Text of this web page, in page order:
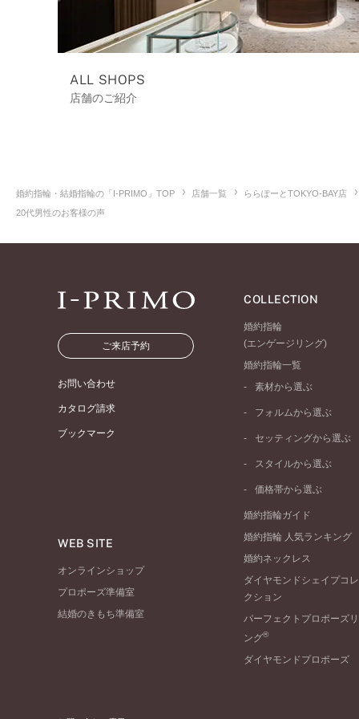
ALL SHOPS
店舗のご紹介
婚約指輪・結婚指輪の「I-PRIMO」TOP 店舗一覧
ららぽーとTOKYO-BAY店
20代男性のお客様の声
ご来店予約
お問い合わせ
カタログ請求
ブックマーク
WEB SITE
オンラインショップ
プロポーズ準備室
結婚のきもち準備室
COLLECTION
婚約指輪
(エンゲージリング)
婚約指輪一覧
素材から選ぶ
プラチナ
ピンクゴールド
ペールブラウンゴール
フォルムから選ぶ
ストレートライン
V字ライン
セッティングから選ぶ
ソリテール
ダブルサイドメレ
ラインメレ
スタイルから選ぶ
シンプル
モード
エレガント
ゴージャス
価格帯から選ぶ
50万円台～
20万円台～
10万円台～
婚約指輪ガイド
婚約指輪 人気ランキング
婚約ネックレス
ダイヤモンドシェイプコレ
クション
パーフェクトプロポーズリ
ング®
ダイヤモンドプロポーズ